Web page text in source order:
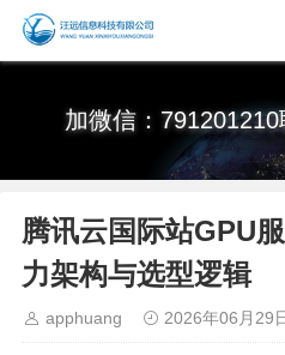
加微信：
腾讯云国际站GPU
力架构与选型逻辑
apphuang 2026年06月29